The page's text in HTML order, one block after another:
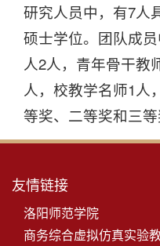
研究人员中，有7人
硕士学位。团队成
人2人，青年骨干教
人，校教学名师1人
等奖、二等奖和三等
友情链接
洛阳师范学院
商务综合虚拟仿真实验